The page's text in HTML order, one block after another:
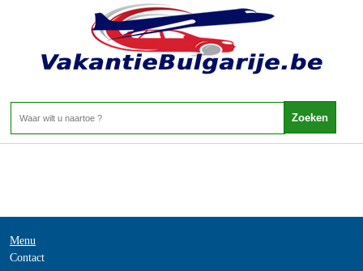
Home>
Menu
Contact